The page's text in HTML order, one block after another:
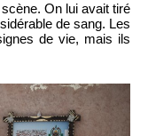
On lui avait tiré
de sang. Les
de vie, mais ils